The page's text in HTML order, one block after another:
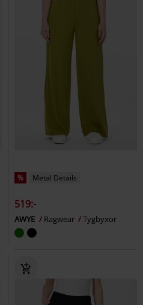
% Metal Details
519:-
AWYE Ragwear Tygbyxor